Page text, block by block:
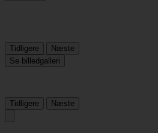
Tidligere
Næste
Se billedgalleri
Tidligere Næste